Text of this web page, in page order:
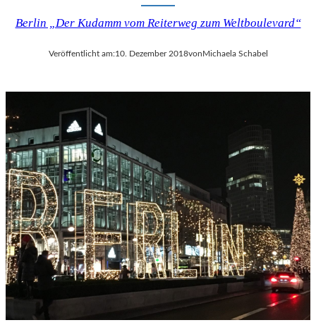
Berlin „Der Kudamm vom Reiterweg zum Weltboulevard“
Veröffentlicht am:10. Dezember 2018von Michaela Schabel